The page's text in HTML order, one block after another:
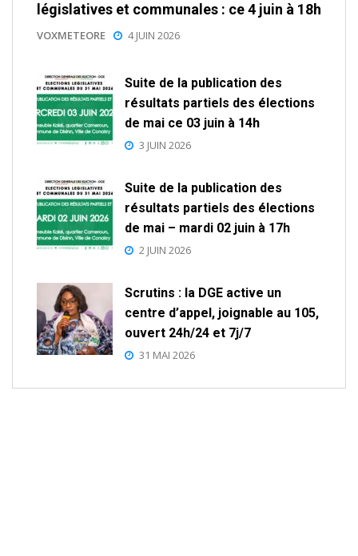
législatives et communales : ce 4 juin à 18h
VOXMETEORE 4 JUIN 2026
Suite de la publication des
résultats partiels des élections
de mai ce 03 juin à 14h
3 JUIN 2026
Suite de la publication des
résultats partiels des élections
de mai – mardi 02 juin à 17h
2 JUIN 2026
Scrutins : la DGE active un
centre d’appel, joignable au 105,
ouvert 24h/24 et 7j/7
31 MAI 2026